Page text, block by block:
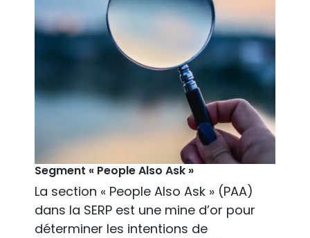
Segment « People Also Ask »
La section « People Also Ask » (PAA)
dans la SERP est une mine d’or pour
déterminer les intentions de